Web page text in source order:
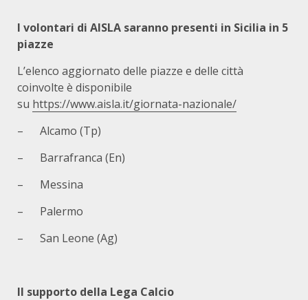
I volontari di AISLA saranno presenti in Sicilia in 5
piazze
L’elenco aggiornato delle piazze e delle città
coinvolte è disponibile
su https://www.aisla.it/giornata-nazionale/
– Alcamo (Tp)
– Barrafranca (En)
– Messina
– Palermo
– San Leone (Ag)
Il supporto della Lega Calcio